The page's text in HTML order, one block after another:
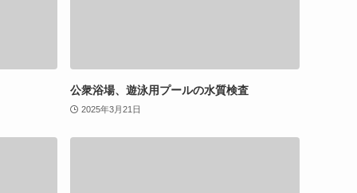
公衆浴場、遊泳用プールの水質検査
2025年3月21日